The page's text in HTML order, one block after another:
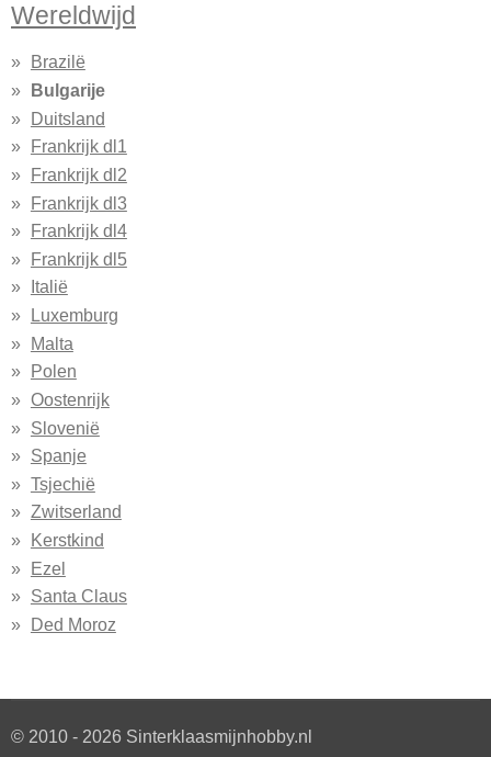
Wereldwijd
Brazilë
Bulgarije
Duitsland
Frankrijk dl1
Frankrijk dl2
Frankrijk dl3
Frankrijk dl4
Frankrijk dl5
Italië
Luxemburg
Malta
Polen
Oostenrijk
Slovenië
Spanje
Tsjechië
Zwitserland
Kerstkind
Ezel
Santa Claus
Ded Moroz
© 2010 - 2026 Sinterklaasmijnhobby.nl